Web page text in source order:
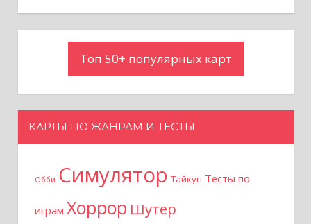
а
и
Топ 50+ популярных карт
КАРТЫ ПО ЖАНРАМ И ТЕСТЫ
Обби Симулятор Тайкун Тесты по
играм Хоррор Шутер